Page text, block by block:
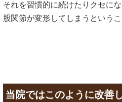
それを習慣的に続けたりクセに
股関節が変形してしまうというこ
当院ではこのように改善